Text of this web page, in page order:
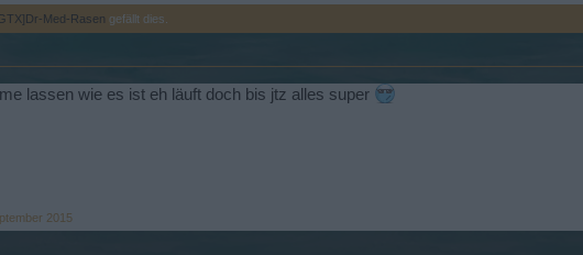
Med-Rasen gefällt dies.
lassen wie es ist eh läuft doch bis jtz alles super
2015